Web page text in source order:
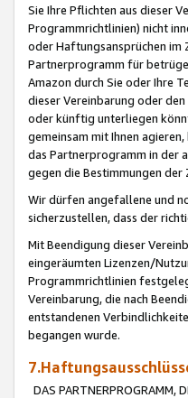
Sie Ihre Pflichten aus dieser
Programmrichtlinien) nicht
oder Haftungsansprüchen im
Partnerprogramm für
Amazon durch Sie oder Ihre
dieser Vereinbarung oder
oder künftig unterliegen
gemeinsam mit Ihnen
das Partnerprogramm in der
gegen die Bestimmungen
Wir dürfen angefallene und
sicherzustellen, dass der
Mit Beendigung dieser
eingeräumten Lizenzen/
Programmrichtlinien
Vereinbarung, die nach
entstandenen
begangen wurde.
DAS PARTNERPROGRAMM,